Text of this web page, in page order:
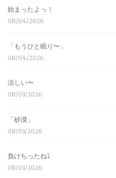
始まったよっ！
08/04/2026
「もうひと眠り〜」
08/04/2026
涼しい〜
08/03/2026
「砂漠」
08/03/2026
負けちったね⤵︎
08/03/2026